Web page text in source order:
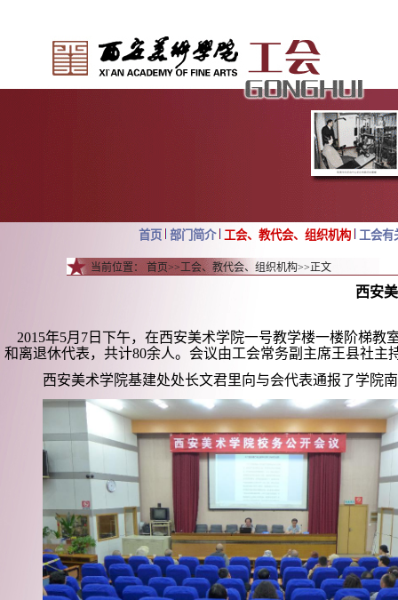
首页 部门简介 工会、教代会、组织机构 工会有
当前位置： 首页>>工会、教代会、组织机构>>正文
西安
2015年5月7日下午，在西安美术学院一号教学楼一楼阶梯
和离退休代表，共计80余人。会议由工会常务副主席王县社主
西安美术学院基建处处长文君里向与会代表通报了学院